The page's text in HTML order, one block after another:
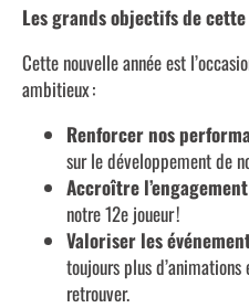
Les grands objectifs de
Cette nouvelle année est
ambitieux :
Renforcer nos
sur le développement de
Accroître
notre 12e joueur !
Valoriser les
toujours plus
retrouver.